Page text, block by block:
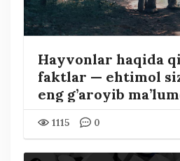
Hayvonlar haqida
faktlar — ehtimol
eng g’aroyib
1115 0